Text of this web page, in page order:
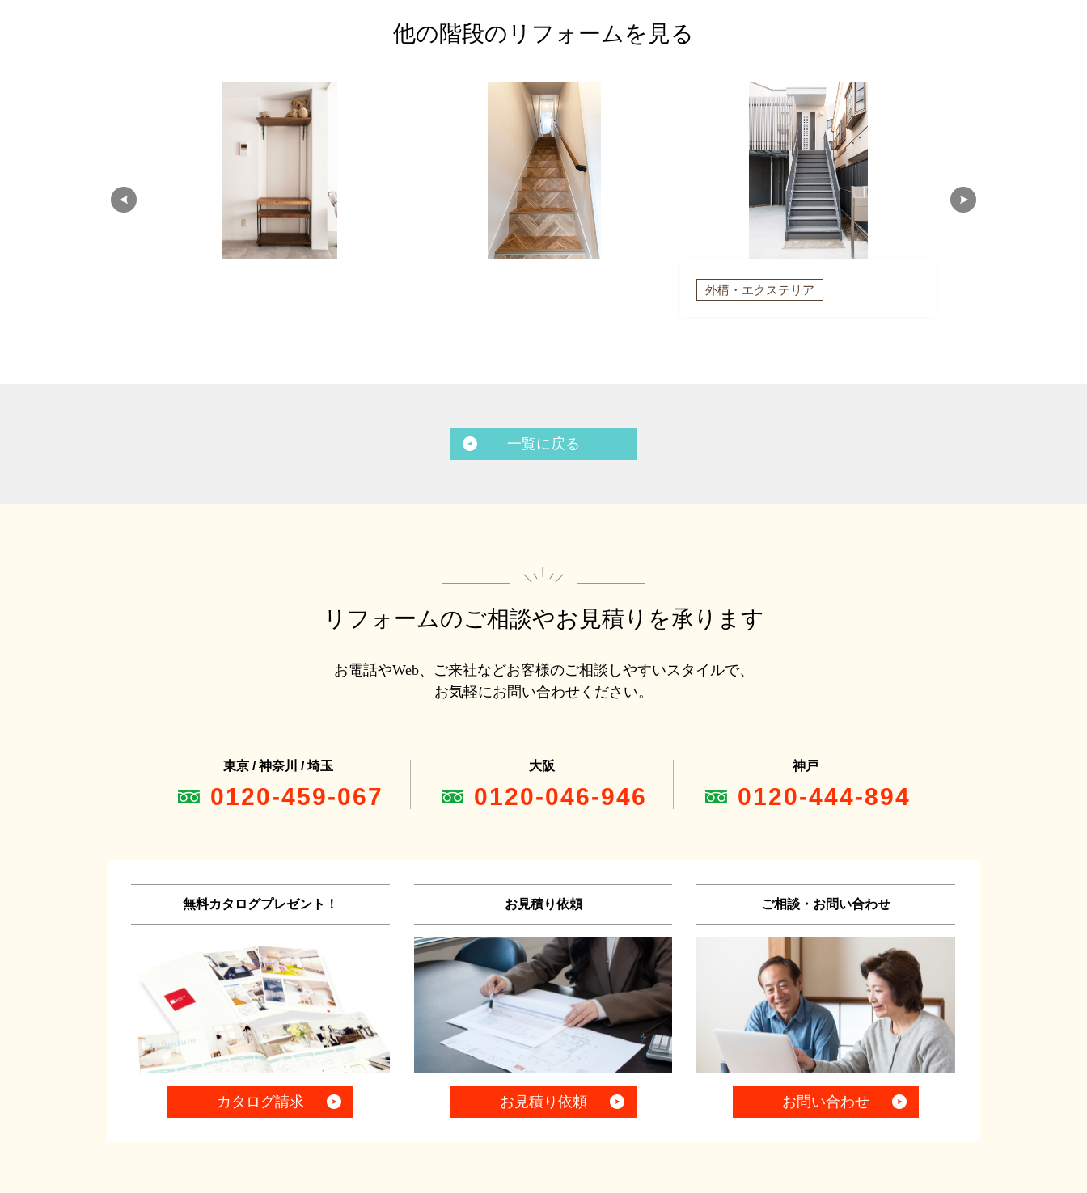
他の階段の リフォームを見る
外構・エクステリア
一覧に戻る
リフォームのご相談やお見積りを承ります
お電話やWeb、ご来社などお客様のご相談しやすいスタイルで、
お気軽にお問い合わせください。
東京 / 神奈川 / 埼玉
0120-459-067
大阪
0120-046-946
神戸
0120-444-894
無料カタログプレゼント！
カタログ請求
お見積り依頼
お見積り依頼
ご相談・お問い合わせ
お問い合わせ